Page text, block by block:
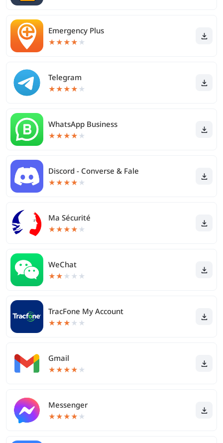
Emergency Plus
★★★★ ★
Telegram
★★★★ ★
WhatsApp Business
★★★★ ★
Discord - Converse & Fale
★★★★ ★
Ma Sécurité
★★★★ ★
WeChat
★★ ★ ★ ★
TracFone My Account
★★★ ★ ★
Gmail
★★★★ ★
Messenger
★★★★ ★